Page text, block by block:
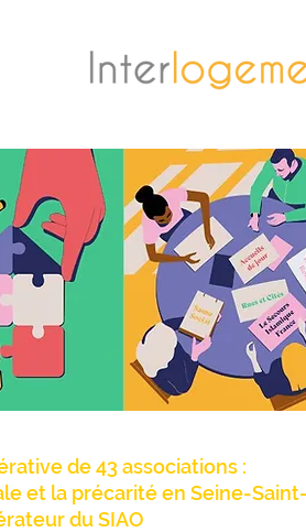
de 43 associations :
et la précarité en Seine-
du SIAO